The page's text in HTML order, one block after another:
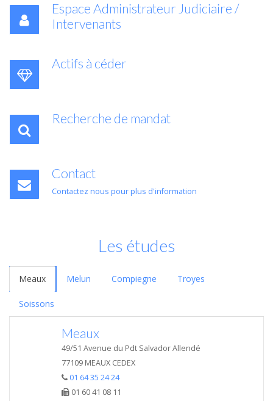
Espace Administrateur Judiciaire /
Intervenants
Actifs à céder
Recherche de mandat
Contact
Contactez nous pour plus d'information
Les études
Meaux Melun Compiegne Troyes
Soissons
Meaux
49/51 Avenue du Pdt Salvador Allendé
77109 MEAUX CEDEX
01 64 35 24 24
01 60 41 08 11